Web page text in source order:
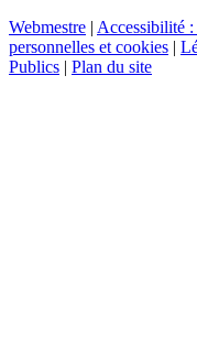
Webmestre | Accessibilité
personnelles et cookies |
Publics | Plan du site